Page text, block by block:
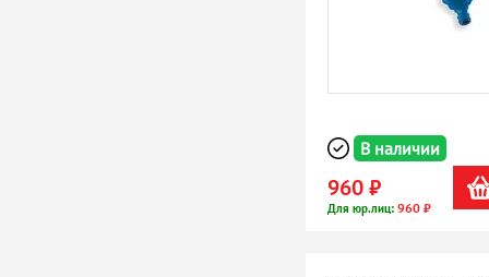
В наличии
960 ₽
Для юр.лиц: 960 ₽